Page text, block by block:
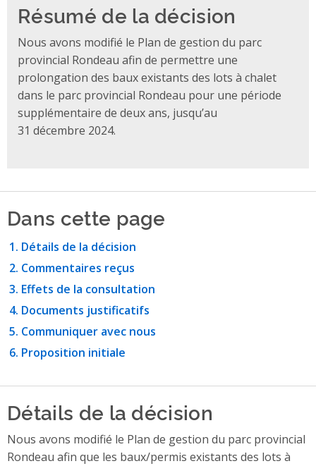
Résumé de la décision
Nous avons modifié le Plan de gestion du parc
provincial Rondeau afin de permettre une
prolongation des baux existants des lots à chalet
dans le parc provincial Rondeau pour une période
supplémentaire de deux ans, jusqu’au
31 décembre 2024.
Dans cette page
Détails de la décision
Commentaires reçus
Effets de la consultation
Documents justificatifs
Communiquer avec nous
Proposition initiale
Détails de la décision
Nous avons modifié le Plan de gestion du parc provincial
Rondeau afin que les baux/permis existants des lots à